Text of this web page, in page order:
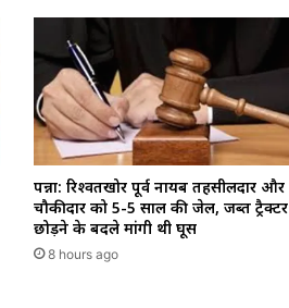
पन्ना: रिश्वतखोर पूर्व नायब तहसीलदार और
चौकीदार को 5-5 साल की जेल, जब्त ट्रैक्टर
छोड़ने के बदले मांगी थी घूस
8 hours ago